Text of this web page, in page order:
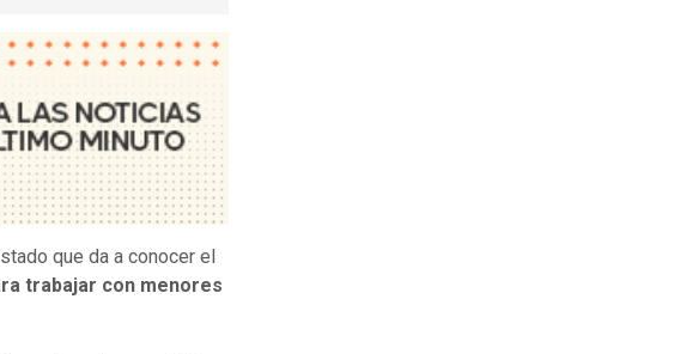
que da a conocer el
trabajar con menores